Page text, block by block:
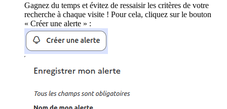
Gagnez du temps et évitez de ressaisir les critères de votre
recherche à chaque visite ! Pour cela, cliquez sur le bouton
« Créer une alerte » :